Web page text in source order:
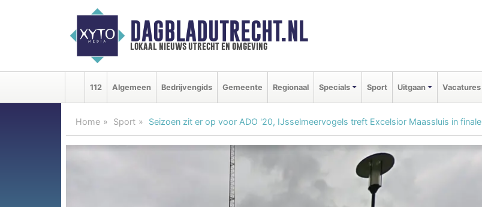
DAGBLADUTRECHT.NL
lokaal nieuws utrecht en omgeving
112 Algemeen Bedrijvengids Gemeente Regionaal Specials Sport Uitgaan Vacatures
Home Sport Seizoen zit er op voor ADO '20, IJsselmeervogels treft Excelsior Maassluis in finale